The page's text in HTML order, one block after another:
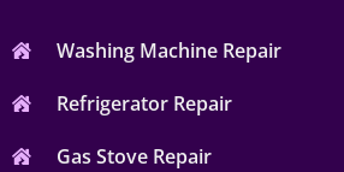
Washing Machine Repair
Refrigerator Repair
Gas Stove Repair